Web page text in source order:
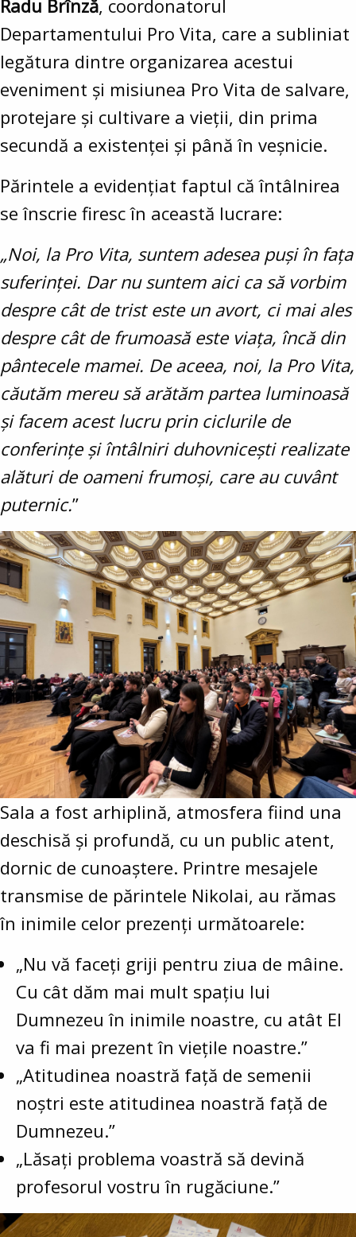
Radu Brînză, coordonatorul
Departamentului Pro Vita, care a subliniat
legătura dintre organizarea acestui
eveniment și misiunea Pro Vita de salvare,
protejare și cultivare a vieții, din prima
secundă a existenței și până în veșnicie.
Părintele a evidențiat faptul că întâlnirea
se înscrie firesc în această lucrare:
„Noi, la Pro Vita, suntem adesea puși în fața
suferinței. Dar nu suntem aici ca să vorbim
despre cât de trist este un avort, ci mai ales
despre cât de frumoasă este viața, încă din
pântecele mamei. De aceea, noi, la Pro Vita,
căutăm mereu să arătăm partea luminoasă
și facem acest lucru prin ciclurile de
conferințe și întâlniri duhovnicești realizate
alături de oameni frumoși, care au cuvânt
puternic.”
Sala a fost arhiplină, atmosfera fiind una
deschisă și profundă, cu un public atent,
dornic de cunoaștere. Printre mesajele
transmise de părintele Nikolai, au rămas
în inimile celor prezenți următoarele:
„Nu vă faceți griji pentru ziua de mâine.
Cu cât dăm mai mult spațiu lui
Dumnezeu în inimile noastre, cu atât El
va fi mai prezent în viețile noastre.”
„Atitudinea noastră față de semenii
noștri este atitudinea noastră față de
Dumnezeu.”
„Lăsați problema voastră să devină
profesorul vostru în rugăciune.”